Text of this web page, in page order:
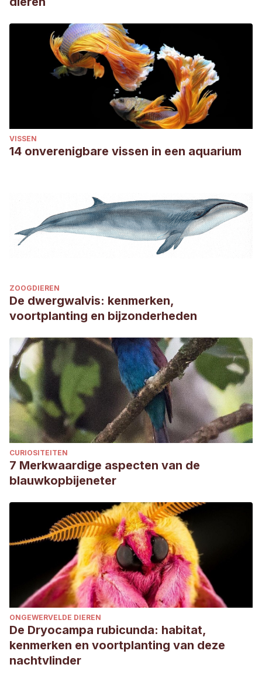
VISSEN
14 onverenigbare vissen in een aquarium
ZOOGDIEREN
De dwergwalvis: kenmerken,
voortplanting en bijzonderheden
CURIOSITEITEN
7 Merkwaardige aspecten van de
blauwkopbijeneter
ONGEWERVELDE DIEREN
De Dryocampa rubicunda: habitat,
kenmerken en voortplanting van deze
nachtvlinder